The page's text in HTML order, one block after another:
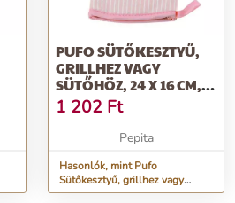
PUFO SÜTŐKESZTYŰ,
GRILLHEZ VAGY
SÜTŐHÖZ, 24 X 16 CM,
PÖTTYÖS MINT...
1 202 Ft
Pepita
Hasonlók, mint Pufo
Sütőkesztyű, grillhez vagy
sütőhöz, 24 x 16 cm, pöttyös